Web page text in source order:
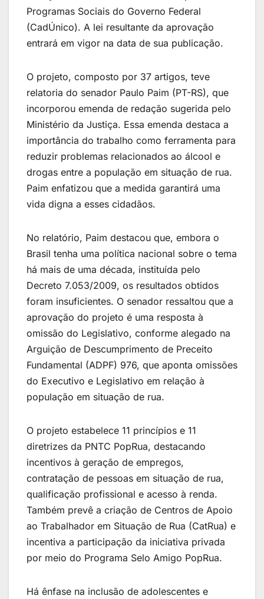
Programas Sociais do Governo Federal
(CadÚnico). A lei resultante da aprovação
entrará em vigor na data de sua publicação.
O projeto, composto por 37 artigos, teve
relatoria do senador Paulo Paim (PT-RS), que
incorporou emenda de redação sugerida pelo
Ministério da Justiça. Essa emenda destaca a
importância do trabalho como ferramenta para
reduzir problemas relacionados ao álcool e
drogas entre a população em situação de rua.
Paim enfatizou que a medida garantirá uma
vida digna a esses cidadãos.
No relatório, Paim destacou que, embora o
Brasil tenha uma política nacional sobre o tema
há mais de uma década, instituída pelo
Decreto 7.053/2009, os resultados obtidos
foram insuficientes. O senador ressaltou que a
aprovação do projeto é uma resposta à
omissão do Legislativo, conforme alegado na
Arguição de Descumprimento de Preceito
Fundamental (ADPF) 976, que aponta omissões
do Executivo e Legislativo em relação à
população em situação de rua.
O projeto estabelece 11 princípios e 11
diretrizes da PNTC PopRua, destacando
incentivos à geração de empregos,
contratação de pessoas em situação de rua,
qualificação profissional e acesso à renda.
Também prevê a criação de Centros de Apoio
ao Trabalhador em Situação de Rua (CatRua) e
incentiva a participação da iniciativa privada
por meio do Programa Selo Amigo PopRua.
Há ênfase na inclusão de adolescentes e